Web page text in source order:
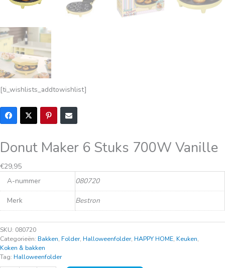
[ti_wishlists_addtowishlist]
Donut Maker 6 Stuks 700W Vanille
€29,95
A-nummer
080720
Merk Bestron
SKU: 080720
Categorieën: Bakken, Folder, Halloweenfolder, HAPPY HOME, Keuken,
Koken & bakken
Tag: Halloweenfolder